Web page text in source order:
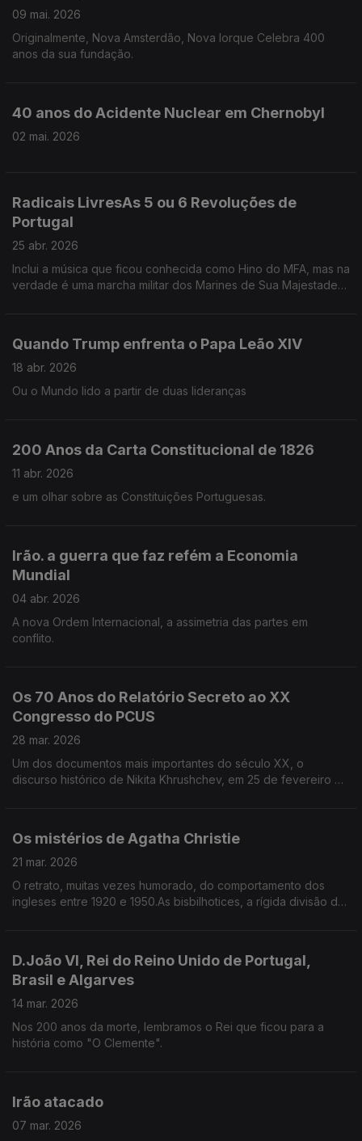
09 mai. 2026
Originalmente, Nova Amsterdão, Nova Iorque Celebra 400
anos da sua fundação.
40 anos do Acidente Nuclear em Chernobyl
02 mai. 2026
Radicais LivresAs 5 ou 6 Revoluções de
Portugal
25 abr. 2026
Inclui a música que ficou conhecida como Hino do MFA, mas na
verdade é uma marcha militar dos Marines de Sua Majestade
Quando Trump enfrenta o Papa Leão XIV
18 abr. 2026
Ou o Mundo lido a partir de duas lideranças
200 Anos da Carta Constitucional de 1826
11 abr. 2026
e um olhar sobre as Constituições Portuguesas.
Irão. a guerra que faz refém a Economia
Mundial
04 abr. 2026
A nova Ordem Internacional, a assimetria das partes em
conflito.
Os 70 Anos do Relatório Secreto ao XX
Congresso do PCUS
28 mar. 2026
Um dos documentos mais importantes do século XX, o
discurso histórico de Nikita Khrushchev, em 25 de fevereiro de
Os mistérios de Agatha Christie
21 mar. 2026
O retrato, muitas vezes humorado, do comportamento dos
ingleses entre 1920 e 1950.As bisbilhotices, a rígida divisão de
D.João VI, Rei do Reino Unido de Portugal,
Brasil e Algarves
14 mar. 2026
Nos 200 anos da morte, lembramos o Rei que ficou para a
história como "O Clemente".
Irão atacado
07 mar. 2026